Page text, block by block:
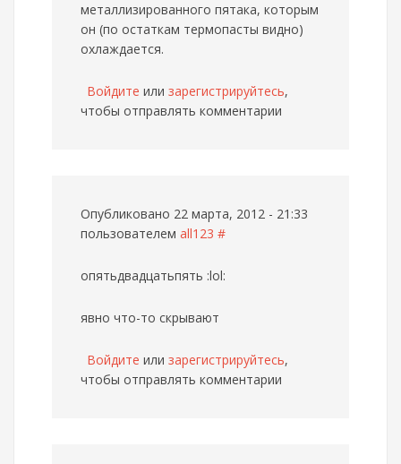
металлизированного пятака, которым
он (по остаткам термопасты видно)
охлаждается.
Войдите или зарегистрируйтесь,
чтобы отправлять комментарии
Опубликовано 22 марта, 2012 - 21:33
пользователем all123 #
опятьдвадцатьпять :lol:
явно что-то скрывают
Войдите или зарегистрируйтесь,
чтобы отправлять комментарии